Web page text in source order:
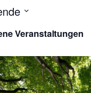
Veranstaltungen